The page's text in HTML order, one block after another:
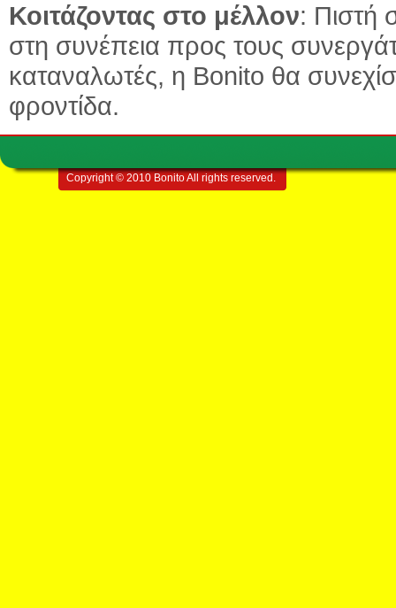
Κοιτάζοντας στο μέλλον: Πιστή
στη συνέπεια προς τους
καταναλωτές, η Bonito θα
φροντίδα.
Copyright © 2010 Bonito All rights reserved.